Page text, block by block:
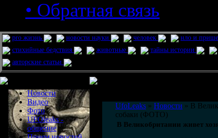
• Обратная связь
pro жизнь новости науки человек
нло и
стихийные бедствия
животные
тайны истории
авторские статьи
Новости
Видео
Фото
UFOleaks -
общение
UfoLeaks » Новости » В
собаки (ФОТО)
В Великобритании живет